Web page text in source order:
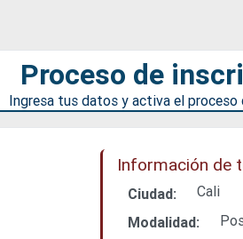
Proceso de
Ingresa tus datos y activa el proceso
Información de
Ciudad:
Cali
Modalidad: